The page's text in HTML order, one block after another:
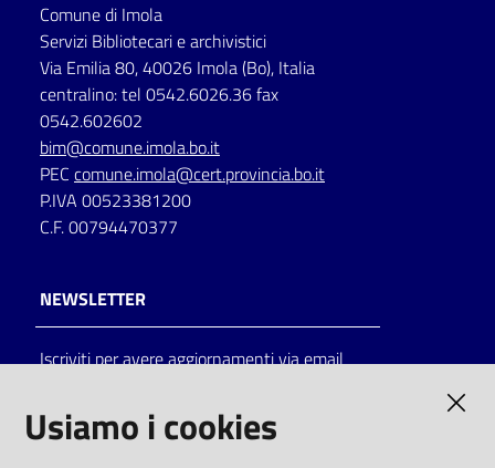
lettura
Seguici
su
Catalogo
on line
Comune di Imola
Servizi Bibliotecari e archivistici
Via Emilia 80, 40026 Imola (Bo), Italia
centralino: tel 0542.6026.36 fax
0542.602602
bim@comune.imola.bo.it
PEC comune.imola@cert.provincia.bo.it
P.IVA 00523381200
C.F. 00794470377
NEWSLETTER
Iscriviti per avere aggiornamenti via email
Usiamo i cookies